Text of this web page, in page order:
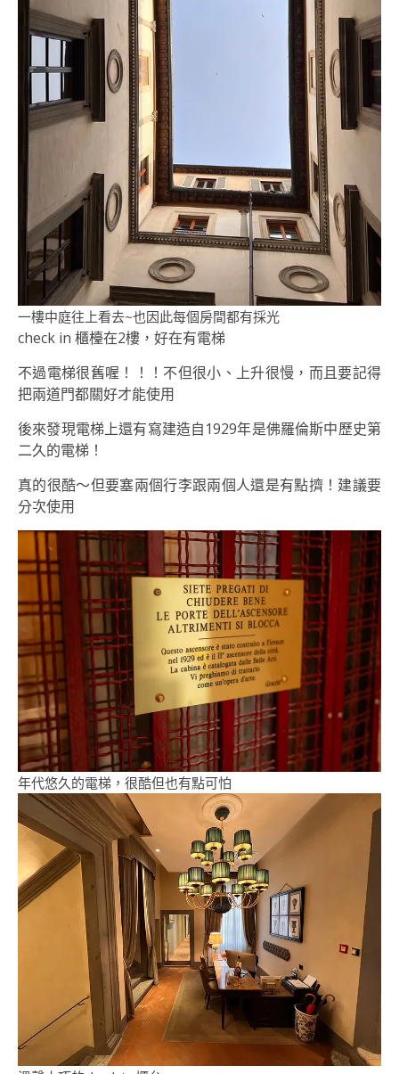
一樓中庭往上看去~也因此每個房間都有採光
check in 櫃檯在2樓，好在有電梯
不過電梯很舊喔！！！不但很小、上升很慢，而且要記得
把兩道門都關好才能使用
後來發現電梯上還有寫建造自1929年是佛羅倫斯中歷史第
二久的電梯！
真的很酷～但要塞兩個行李跟兩個人還是有點擠！建議要
分次使用
年代悠久的電梯，很酷但也有點可怕